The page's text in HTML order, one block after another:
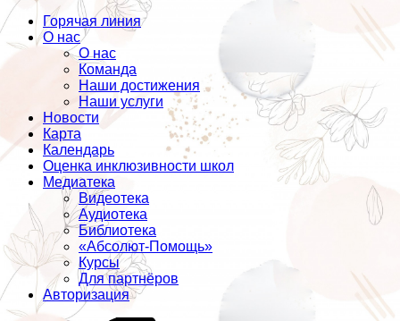
Горячая линия
О нас
О нас
Команда
Наши достижения
Наши услуги
Новости
Карта
Календарь
Оценка инклюзивности школ
Медиатека
Видеотека
Аудиотека
Библиотека
«Абсолют-Помощь»
Курсы
Для партнёров
Авторизация